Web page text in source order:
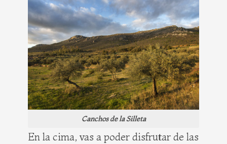
Canchos de la Silleta
En la cima, vas a poder disfrutar de las